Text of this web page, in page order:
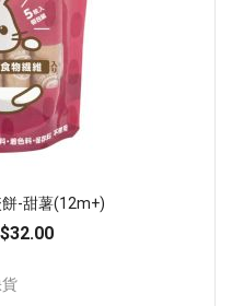
餅-甜薯(12m+)